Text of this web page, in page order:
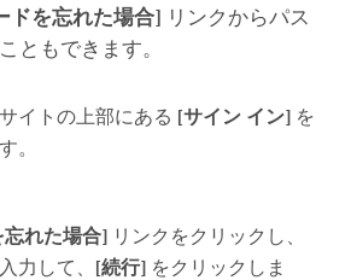
ドを忘れた場合] リンクからパス
ともできます。
イトの上部にある [サイン イン]を
。
れた場合]リンクをクリックし、
力して、 [続行]をクリックしま